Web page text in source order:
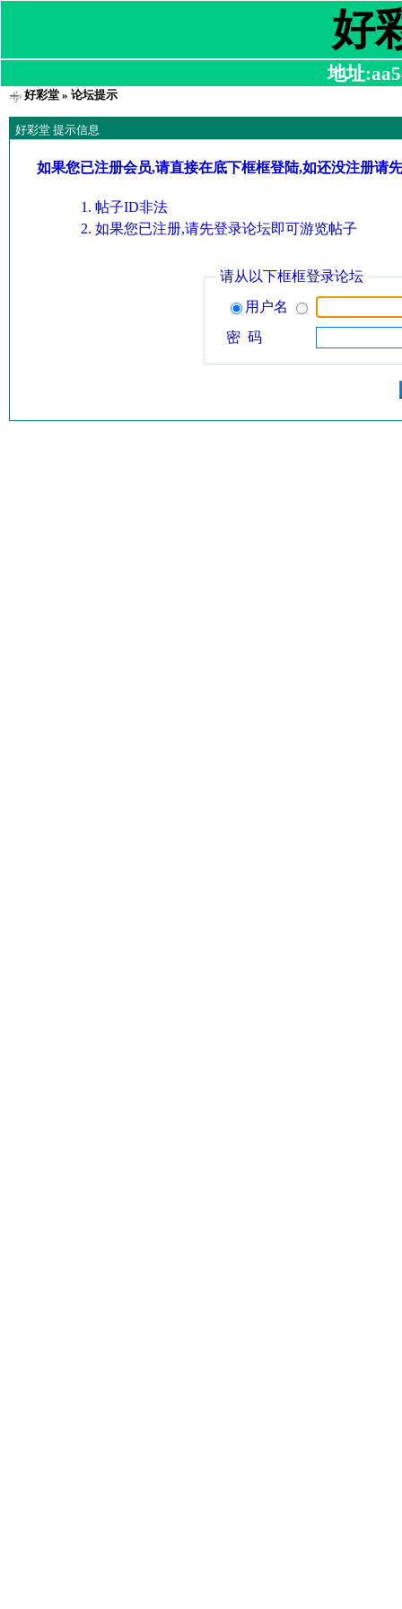
好
地址
好彩堂» 论坛提示
好彩堂 提示信息
如果您已注册会员,请直接在底下框框登陆,如还没注册请
帖子ID非法
如果您已注册,请先登录论坛即可游览帖子
请从以下框框登录论坛
用户名
密 码